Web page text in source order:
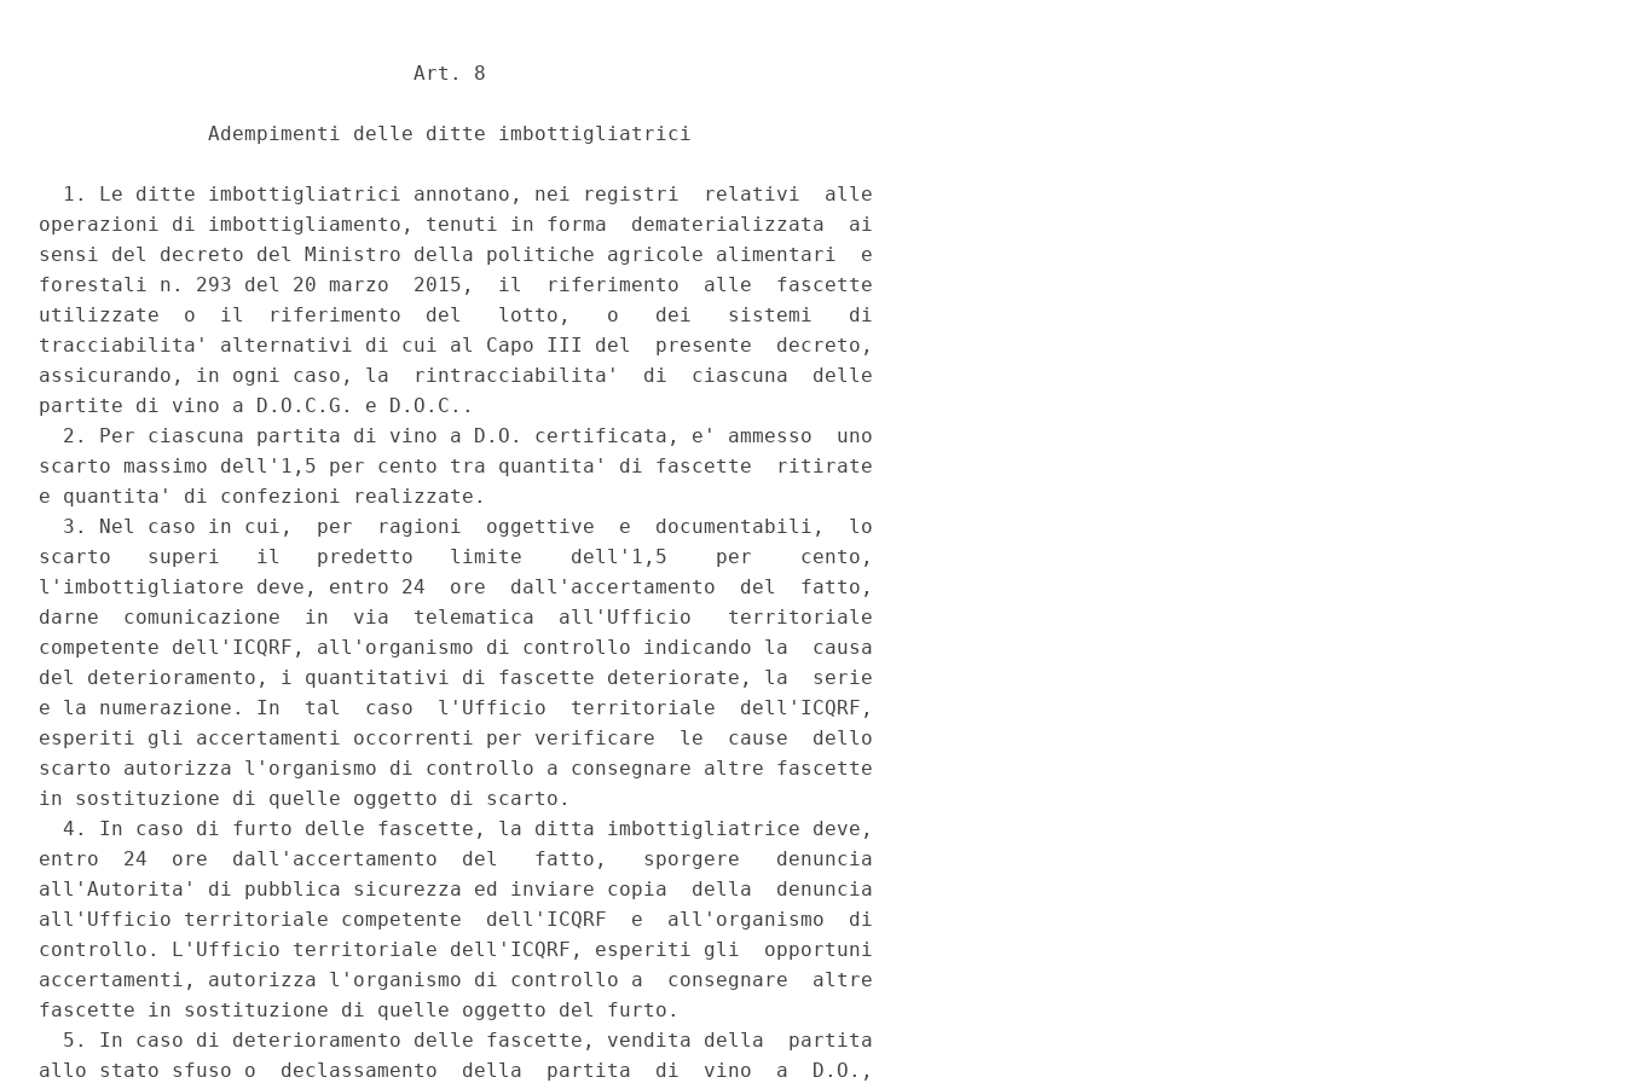
                               Art. 8
              Adempimenti delle ditte imbottigliatrici
  1. Le ditte imbottigliatrici annotano, nei registri  relativi  alle
operazioni di imbottigliamento, tenuti in forma  dematerializzata  ai
sensi del decreto del Ministro della politiche agricole alimentari  e
forestali n. 293 del 20 marzo  2015,  il  riferimento  alle  fascette
utilizzate  o  il  riferimento  del   lotto,   o   dei   sistemi   di
tracciabilita' alternativi di cui al Capo III del  presente  decreto,
assicurando, in ogni caso, la  rintracciabilita'  di  ciascuna  delle
partite di vino a D.O.C.G. e D.O.C..
  2. Per ciascuna partita di vino a D.O. certificata, e' ammesso  uno
scarto massimo dell'1,5 per cento tra quantita' di fascette  ritirate
e quantita' di confezioni realizzate.
  3. Nel caso in cui,  per  ragioni  oggettive  e  documentabili,  lo
scarto   superi   il   predetto   limite    dell'1,5    per    cento,
l'imbottigliatore deve, entro 24  ore  dall'accertamento  del  fatto,
darne  comunicazione  in  via  telematica  all'Ufficio   territoriale
competente dell'ICQRF, all'organismo di controllo indicando la  causa
del deterioramento, i quantitativi di fascette deteriorate, la  serie
e la numerazione. In  tal  caso  l'Ufficio  territoriale  dell'ICQRF,
esperiti gli accertamenti occorrenti per verificare  le  cause  dello
scarto autorizza l'organismo di controllo a consegnare altre fascette
in sostituzione di quelle oggetto di scarto.
  4. In caso di furto delle fascette, la ditta imbottigliatrice deve,
entro  24  ore  dall'accertamento  del   fatto,   sporgere   denuncia
all'Autorita' di pubblica sicurezza ed inviare copia  della  denuncia
all'Ufficio territoriale competente  dell'ICQRF  e  all'organismo  di
controllo. L'Ufficio territoriale dell'ICQRF, esperiti gli  opportuni
accertamenti, autorizza l'organismo di controllo a  consegnare  altre
fascette in sostituzione di quelle oggetto del furto.
  5. In caso di deterioramento delle fascette, vendita della  partita
allo stato sfuso o  declassamento  della  partita  di  vino  a  D.O.,